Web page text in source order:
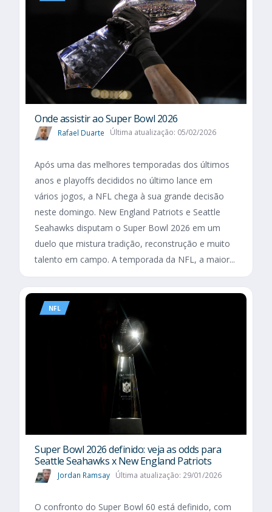
Onde assistir ao Super Bowl 2026
Rafael Duarte Última atualização: 05/02/2026
Após uma das melhores temporadas dos últimos
anos e playoffs decididos no último lance em
vários jogos, a NFL chega à sua grande decisão
neste domingo. New England Patriots e Seattle
Seahawks disputam o Super Bowl 2026 em um
duelo que mistura tradição, reconstrução e muito
talento em campo. A temporada da NFL, a maior...
NFL
Super Bowl 2026 definido: veja as odds para
Seattle Seahawks x New England Patriots
Jordan Ramsay Última atualização: 29/01/2026
O confronto do Super Bowl 60 está definido, com